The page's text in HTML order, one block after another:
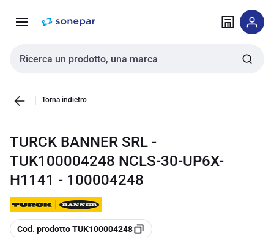
navigazione alla
Cerca input
Torna indietro
TURCK BANNER SRL -
TUK100004248 NCLS-30-UP6X-
H1141 - 100004248
copia
Cod. prodotto TUK100004248